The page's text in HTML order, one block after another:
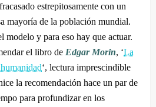
estrepitosamente con un
mayoría de la población mundial.
modelo y para eso hay que actuar.
el libro de Edgar Morin, ‘La
‘, lectura imprescindible
la recomendación hace un par de
para profundizar en los